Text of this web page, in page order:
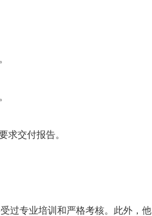
求交付报告。
过专业培训和严格考核。此外，他